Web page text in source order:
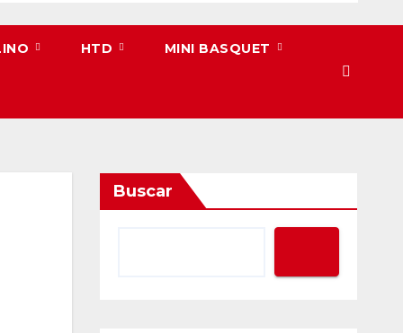
HTD MINI BASQUET
Buscar